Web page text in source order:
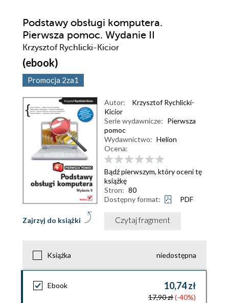
Podstawy obsługi komputera.
Pierwsza pomoc. Wydanie II
Krzysztof Rychlicki-Kicior
(ebook)
Promocja 2za1
Zajrzyj do książki
Autor:
Krzysztof Rychlicki-
Kicior
Serie wydawnicze: Pierwsza
pomoc
Wydawnictwo: Helion
Ocena:
Bądź pierwszym, który oceni tę
książkę
Stron: 80
Dostępny format:
PDF
Czytaj fragment
Książka niedostępna
Ebook 10,74 zł
17,90 zł(-40%)